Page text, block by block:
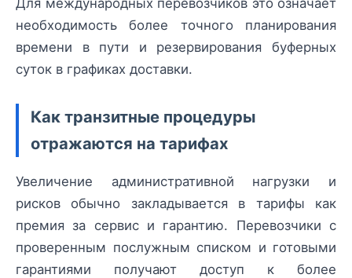
необходимость более точного планирования
времени в пути и резервирования буферных
суток в графиках доставки.
Как транзитные процедуры
отражаются на тарифах
Увеличение административной нагрузки и
рисков обычно закладывается в тарифы как
премия за сервис и гарантию. Перевозчики с
проверенным послужным списком и готовыми
гарантиями получают доступ к более